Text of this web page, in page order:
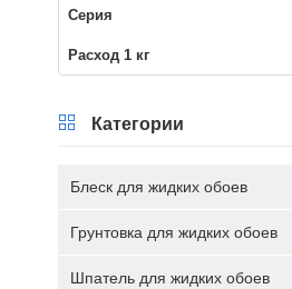
Серия
Расход 1 кг
Категории
Блеск для жидких обоев
Грунтовка для жидких обоев
Шпатель для жидких обоев